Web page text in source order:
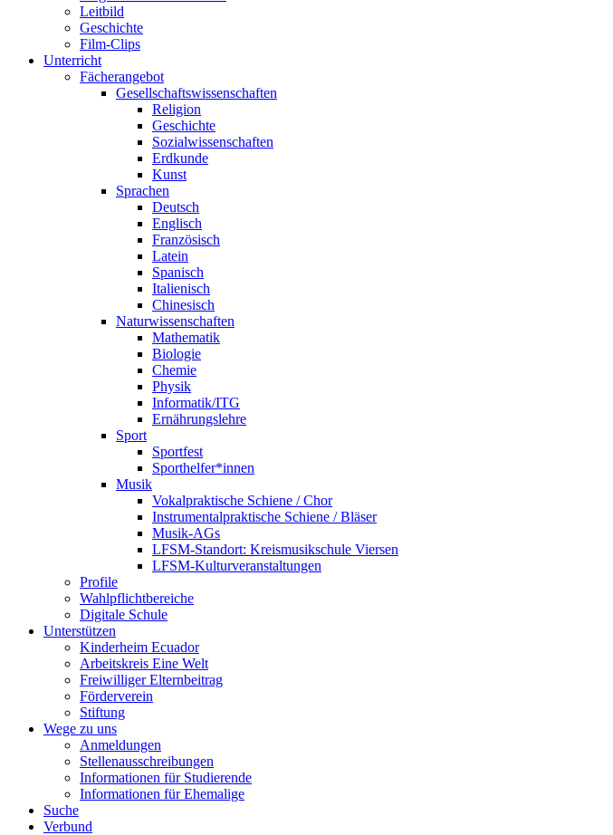
Leitbild
Geschichte
Film-Clips
Unterricht
Fächerangebot
Gesellschaftswissenschaften
Religion
Geschichte
Sozialwissenschaften
Erdkunde
Kunst
Sprachen
Deutsch
Englisch
Französisch
Latein
Spanisch
Italienisch
Chinesisch
Naturwissenschaften
Mathematik
Biologie
Chemie
Physik
Informatik/ITG
Ernährungslehre
Sport
Sportfest
Sporthelfer*innen
Musik
Vokalpraktische Schiene / Chor
Instrumentalpraktische Schiene / Bläser
Musik-AGs
LFSM-Standort: Kreismusikschule Viersen
LFSM-Kulturveranstaltungen
Profile
Wahlpflichtbereiche
Digitale Schule
Unterstützen
Kinderheim Ecuador
Arbeitskreis Eine Welt
Freiwilliger Elternbeitrag
Förderverein
Stiftung
Wege zu uns
Anmeldungen
Stellenausschreibungen
Informationen für Studierende
Informationen für Ehemalige
Suche
Verbund